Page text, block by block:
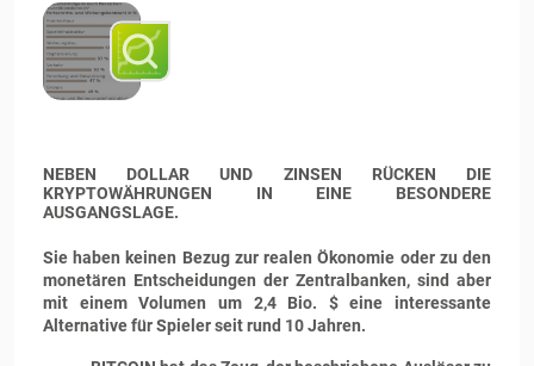
NEBEN DOLLAR UND ZINSEN RÜCKEN DIE
KRYPTOWÄHRUNGEN IN EINE BESONDERE
AUSGANGSLAGE.
Sie haben keinen Bezug zur realen Ökonomie oder zu den
monetären Entscheidungen der Zentralbanken, sind aber
mit einem Volumen um 2,4 Bio. $ eine interessante
Alternative für Spieler seit rund 10 Jahren.